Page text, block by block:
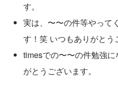
す。
実は、〜〜の件等やって
す！笑 いつもありがとう
timesでの〜〜の件勉強
がとうございます。